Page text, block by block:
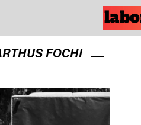
FOCHI